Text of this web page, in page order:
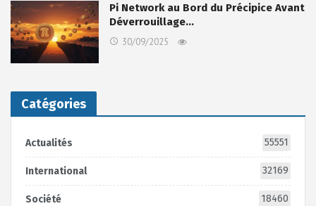
Pi Network au Bord du Précipice Avant
Déverrouillage…
30/09/2025
Catégories
Actualités 55551
International 32169
Société 18460